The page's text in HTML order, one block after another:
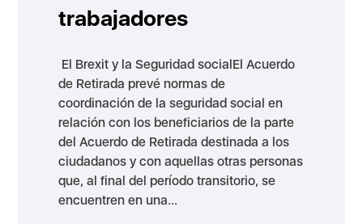
trabajadores
El Brexit y la Seguridad socialEl Acuerdo
de Retirada prevé normas de
coordinación de la seguridad social en
relación con los beneficiarios de la parte
del Acuerdo de Retirada destinada a los
ciudadanos y con aquellas otras personas
que, al final del período transitorio, se
encuentren en una...